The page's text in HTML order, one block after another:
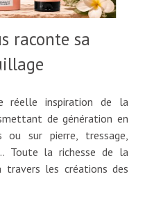
raconte sa
réelle inspiration de la
de génération en
ou sur pierre, tressage,
Toute la richesse de la
les créations des